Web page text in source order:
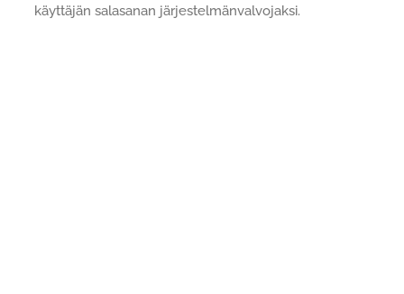
käyttäjän salasanan järjestelmänvalvojaksi.